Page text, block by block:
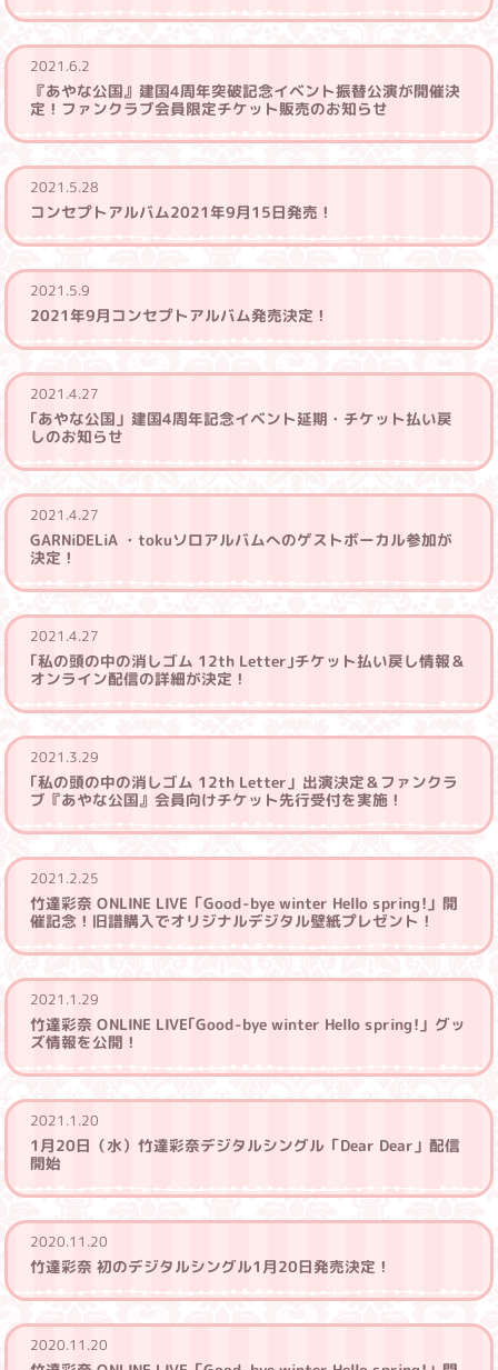
2021.6.2
『あやな公国』建国4周年突破記念イベント振替公演が開催決
定！ファンクラブ会員限定チケット販売のお知らせ
2021.5.28
コンセプトアルバム2021年9月15日発売！
2021.5.9
2021年9月コンセプトアルバム発売決定！
2021.4.27
｢あやな公国」建国4周年記念イベント延期・チケット払い戻
しのお知らせ
2021.4.27
GARNiDELiA ・tokuソロアルバムへのゲストボーカル参加が
決定！
2021.4.27
｢私の頭の中の消しゴム 12th Letter｣チケット払い戻し情報＆
オンライン配信の詳細が決定！
2021.3.29
｢私の頭の中の消しゴム 12th Letter」出演決定＆ファンクラ
ブ『あやな公国』会員向けチケット先行受付を実施！
2021.2.25
竹達彩奈 ONLINE LIVE「Good-bye winter Hello spring!」開
催記念！ 旧譜購入でオリジナルデジタル壁紙プレゼント！
2021.1.29
竹達彩奈 ONLINE LIVE｢Good-bye winter Hello spring!」グッ
ズ情報を公開！
2021.1.20
1月20日（水）竹達彩奈デジタルシングル「Dear Dear」配信
開始
2020.11.20
竹達彩奈 初のデジタルシングル1月20日発売決定！
2020.11.20